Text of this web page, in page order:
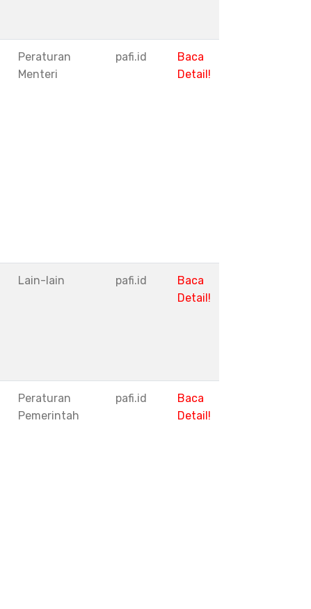
Peraturan
Menteri
pafi.id
Baca
Detail!
Lain-lain pafi.id
Baca
Detail!
Peraturan
Pemerintah
pafi.id
Baca
Detail!